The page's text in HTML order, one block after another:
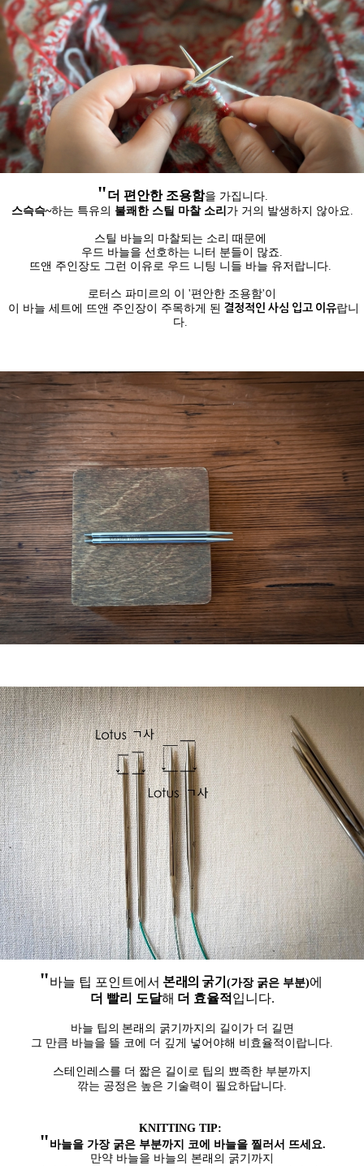
"더 편안한 조용함을 가집니다.
스슥슥~하는 특유의 불쾌한 스틸 마찰 소리 가 거의 발생하지 않아요.
스틸 바늘의 마찰되는 소리 때문에
우드 바늘을 선호하는 니터 분들이 많죠.
뜨앤 주인장도 그런 이유로 우드 니팅 니들 바늘 유저랍니다.
로터스 파미르의 이 '편안한 조용함'이
이 바늘 세트에 뜨앤 주인장이 주목하게 된 결정적인 사심 입고 이유랍니
다.
"바늘 팁 포인트에서 본래의 굵기(가장 굵은 부분)에
더 빨리 도달해 더 효율적 입니다.
바늘 팁의 본래의 굵기 까지의 길이가 더 길면
그 만큼 바늘을 뜰 코에 더 깊게 넣어야해 비효율적이랍니다.
스테인레스를 더 짧은 길이로 팁의 뾰족한 부분까지
깎는 공정은 높은 기술력이 필요하답니다.
KNITTING TIP:
" 바늘을 가장 굵은 부분까지 코에 바늘을 찔러서 뜨세요.
만약 바늘을 바늘의 본래의 굵기까지